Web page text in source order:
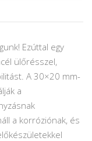
Ezúttal egy
ülőrésszel,
A 30×20 mm-
a
a korróziónak, és